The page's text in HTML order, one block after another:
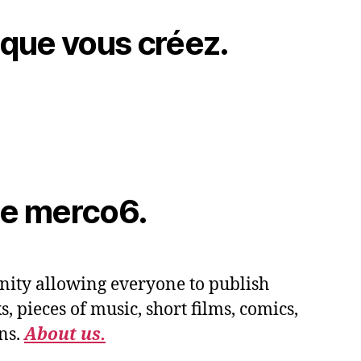
vous créez.
merco6.
allowing everyone to publish
pieces of music, short films, comics,
About us.